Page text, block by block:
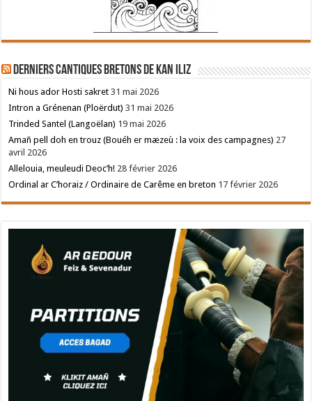
Derniers cantiques bretons de Kan Iliz
Ni hous ador Hosti sakret 31 mai 2026
Intron a Grénenan (Ploërdut) 31 mai 2026
Trinded Santel (Langoëlan) 19 mai 2026
Amañ pell doh en trouz (Bouéh er mæzeù : la voix des campagnes) 27
avril 2026
Allelouia, meuleudi Deoc’h! 28 février 2026
Ordinal ar C’horaiz / Ordinaire de Carême en breton 17 février 2026